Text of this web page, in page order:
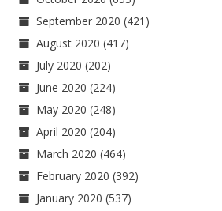
September 2020 (421)
August 2020 (417)
July 2020 (202)
June 2020 (224)
May 2020 (248)
April 2020 (204)
March 2020 (464)
February 2020 (392)
January 2020 (537)